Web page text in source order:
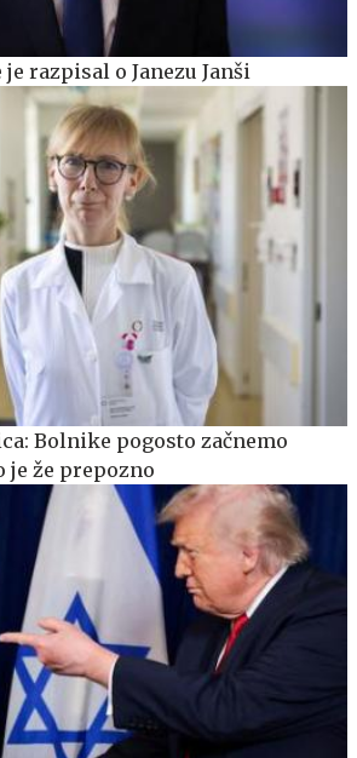
razpisal o Janezu Janši
Bolnike pogosto začnemo
je že prepozno